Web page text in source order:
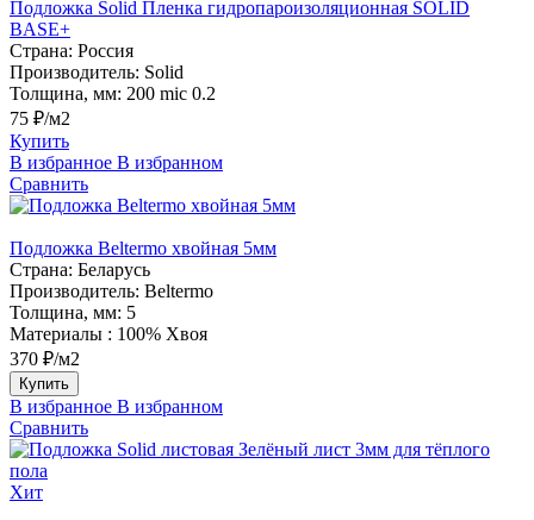
Подложка Solid Пленка гидропароизоляционная SOLID
BASE+
Страна: Россия
Производитель: Solid
Толщина, мм: 200 mic 0.2
75 ₽/м2
Купить
В избранное В избранном
Сравнить
Подложка Beltermo хвойная 5мм
Страна: Беларусь
Производитель: Beltermo
Толщина, мм: 5
Материалы : 100% Хвоя
370 ₽/м2
Купить
В избранное В избранном
Сравнить
Хит